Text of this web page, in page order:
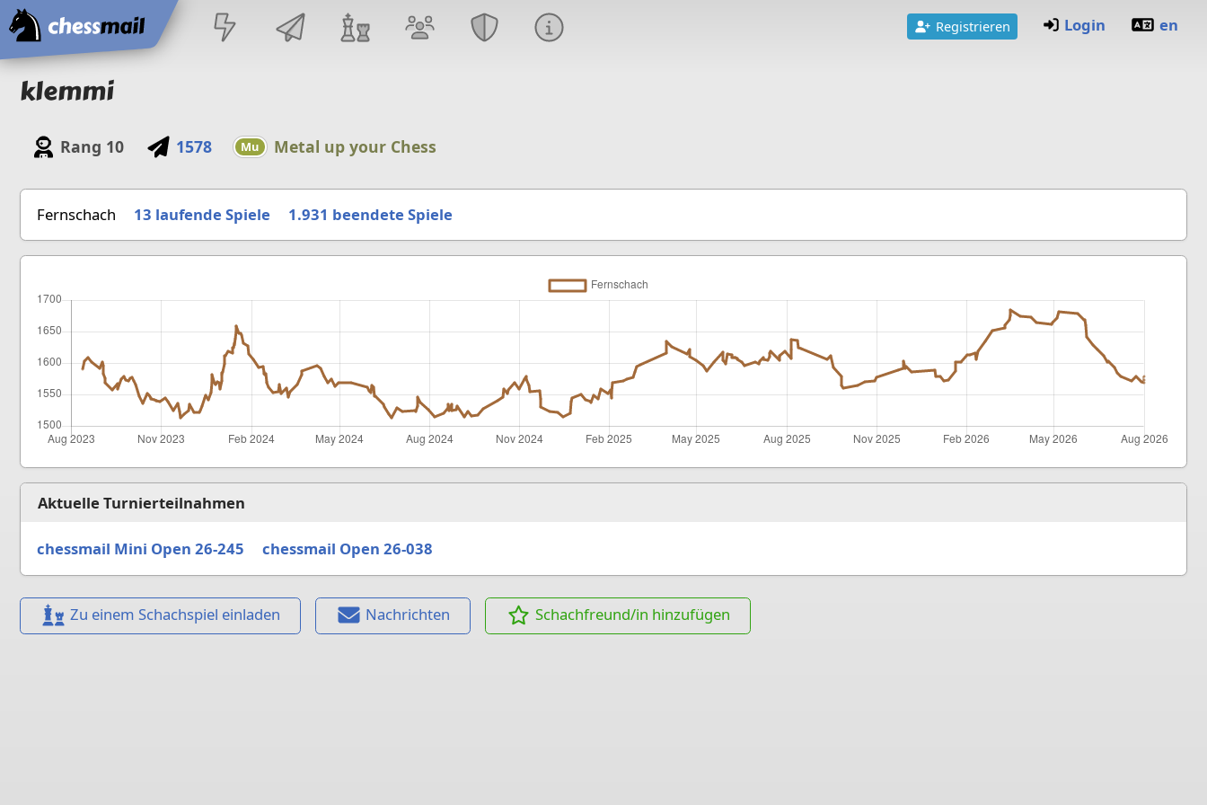
Startseite
Registrieren Login en
klemmi
Rang 10 1578 Mu Metal up your Chess
Fernschach 13 laufende Spiele 1.931 beendete Spiele
Aktuelle Turnierteilnahmen
chessmail Mini Open 26-245 chessmail Open 26-038
Zu einem Schachspiel einladen Nachrichten Schachfreund/in hinzufügen